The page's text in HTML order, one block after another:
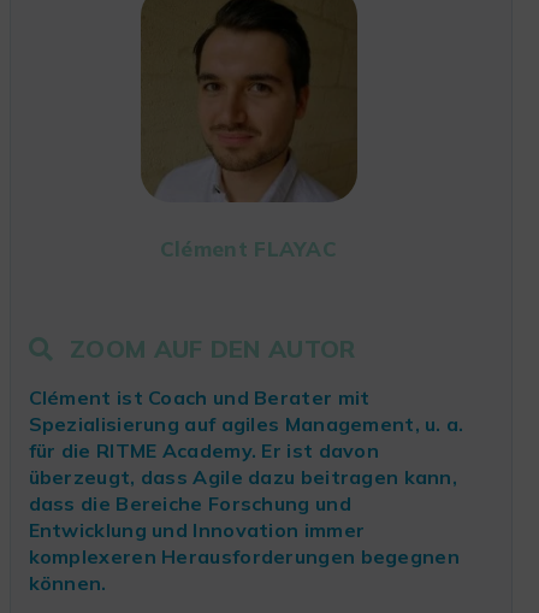
Clément FLAYAC
ZOOM AUF DEN AUTOR
Clément ist Coach und Berater mit
Spezialisierung auf agiles Management, u. a.
für die RITME Academy. Er ist davon
überzeugt, dass Agile dazu beitragen kann,
dass die Bereiche Forschung und
Entwicklung und Innovation immer
komplexeren Herausforderungen begegnen
können.